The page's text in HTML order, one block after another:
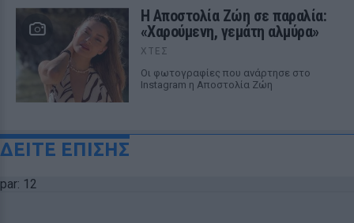
Η Αποστολία Ζώη σε παραλία:
«Χαρούμενη, γεμάτη αλμύρα»
ΧΤΕΣ
Οι φωτογραφίες που ανάρτησε στο
Instagram η Αποστολία Ζώη
ΔΕΙΤΕ ΕΠΙΣΗΣ
par: 12